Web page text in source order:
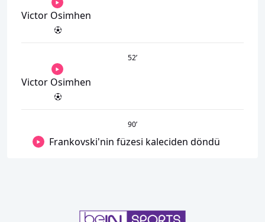
Victor Osimhen
52’
Victor Osimhen
90’
Frankovski'nin füzesi kaleciden döndü